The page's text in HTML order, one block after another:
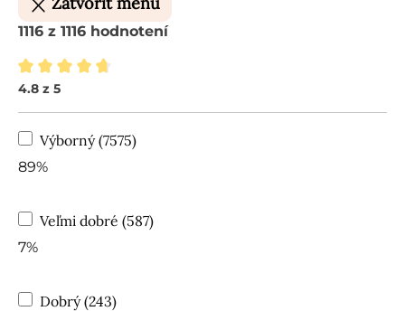
1116 z 1116 hodnotení
Priemerné hodnotenie 4.8 z 5 hviezdičiek
4.8 z 5
Výborný (7575)
89%
Veľmi dobré (587)
7%
Dobrý (243)